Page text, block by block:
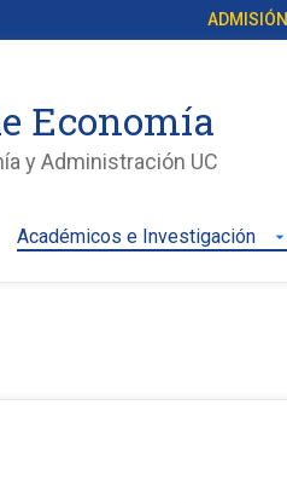
ADMISIÓN
Economía
y Administración UC
Académicos e Investigación arrow_drop_down